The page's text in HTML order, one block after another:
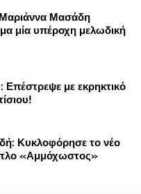
Μασάδη
μία υπέροχη μελωδική
με εκρηκτικό
Κυκλοφόρησε το νέο
«Αμμόχωστος»